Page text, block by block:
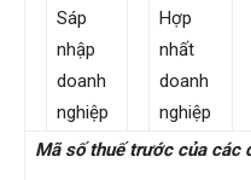
Sáp
nhập
doanh
nghiệp
Hợp
nhất
doanh
nghiệp
Mã số thuế trước của các